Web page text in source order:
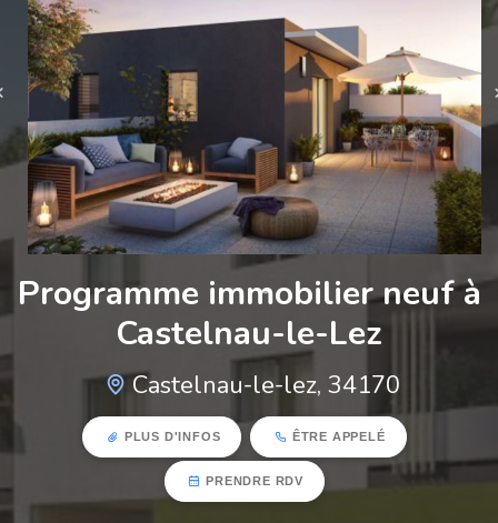
Programme immobilier neuf à
Castelnau-le-Lez
Castelnau-le-lez, 34170
PLUS D'INFOS ÊTRE APPELÉ
PRENDRE RDV